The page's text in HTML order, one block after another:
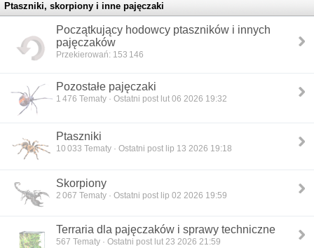
Ptaszniki, skorpiony i inne pajęczaki
Początkujący hodowcy ptaszników i innych
pajęczaków
Przekierowań: 153 146
Pozostałe pajęczaki
1 476 Tematy · Ostatni post lut 06 2026 19:32
Ptaszniki
10 033 Tematy · Ostatni post lip 13 2026 19:18
Skorpiony
2 067 Tematy · Ostatni post lip 02 2026 19:59
Terraria dla pajęczaków i sprawy techniczne
567 Tematy · Ostatni post lut 23 2026 21:59